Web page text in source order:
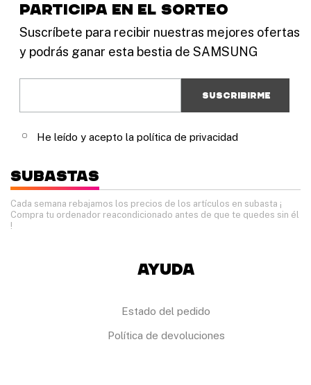
participa en el sorteo
Suscríbete para recibir nuestras mejores ofertas
y podrás ganar esta bestia de SAMSUNG
He leído y acepto la política de privacidad
Subastas
Cada semana rebajamos los precios de los artículos en subasta ¡
Compra tu ordenador reacondicionado antes de que te quedes sin él
!
Ayuda
Estado del pedido
Política de devoluciones